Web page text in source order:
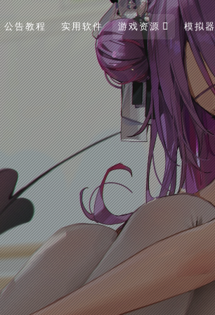
公告教程 实用软件 游戏资源 模拟器